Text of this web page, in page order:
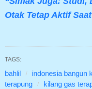
Otak Tetap Aktif
TAGS:
bahlil indonesia bangun
terapung
kilang gas